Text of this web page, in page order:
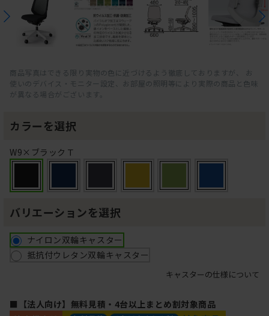
商品写真はできる限り実物の色に近づけるよう徹底しておりますが、 お
使いのデバイス・モニター設定、お部屋の照明等により実際の商品と色味
が異なる場合がございます。
カラーを選択
W9×ブラックＴ
バリエーションを選択
ナイロン双輪キャスター
抵抗付ウレタン双輪キャスター
キャスターの仕様について
■【法人向け】無料見積・4台以上まとめ割対象商品